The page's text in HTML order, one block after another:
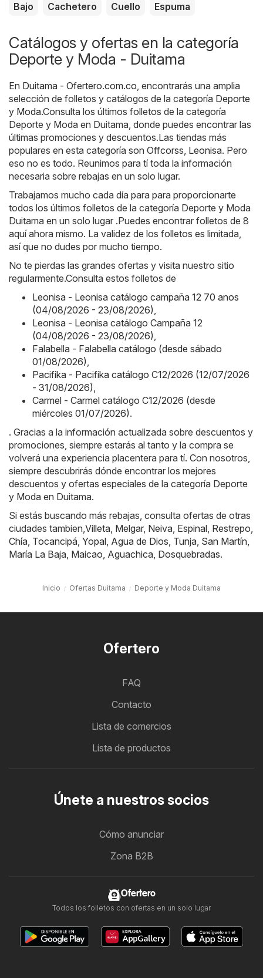
Bajo
Cachetero Cuello Espuma
Catálogos y ofertas en la categoría
Deporte y Moda - Duitama
En Duitama - Ofertero.com.co, encontrarás una amplia
selección de folletos y catálogos de la categoría Deporte
y Moda.Consulta los últimos folletos de la categoría
Deporte y Moda en Duitama, donde puedes encontrar las
últimas promociones y descuentos.Las tiendas más
populares en esta categoría son Offcorss, Leonisa. Pero
eso no es todo. Reunimos para tí toda la información
necesaria sobre rebajas en un solo lugar.
Trabajamos mucho cada día para para proporcionarte
todos los últimos folletos de la categoría Deporte y Moda
Duitama en un solo lugar .Puedes encontrar folletos de 8
aquí ahora mismo. La validez de los folletos es limitada,
así que no dudes por mucho tiempo.
No te pierdas las grandes ofertas y visita nuestro sitio
regularmente.Consulta estos folletos de
Leonisa - Leonisa catálogo campaña 12 70 anos
(04/08/2026 - 23/08/2026),
Leonisa - Leonisa catálogo Campaña 12
(04/08/2026 - 23/08/2026),
Falabella - Falabella catálogo (desde sábado
01/08/2026),
Pacifika - Pacifika catálogo C12/2026 (12/07/2026
- 31/08/2026),
Carmel - Carmel catálogo C12/2026 (desde
miércoles 01/07/2026).
. Gracias a la información actualizada sobre descuentos y
promociones, siempre estarás al tanto y la compra se
volverá una experiencia placentera para tí. Con nosotros,
siempre descubrirás dónde encontrar los mejores
descuentos y ofertas especiales de la categoría Deporte
y Moda en Duitama.
Si estás buscando más rebajas, consulta ofertas de otras
ciudades tambien,Villeta, Melgar, Neiva, Espinal, Restrepo,
Chía, Tocancipá, Yopal, Agua de Dios, Tunja, San Martín,
María La Baja, Maicao, Aguachica, Dosquebradas.
Inicio Ofertas Duitama Deporte y Moda Duitama
Ofertero
FAQ
Contacto
Lista de comercios
Lista de productos
Únete a nuestros socios
Cómo anunciar
Zona B2B
Ofertero
Todos los folletos con ofertas en un solo lugar